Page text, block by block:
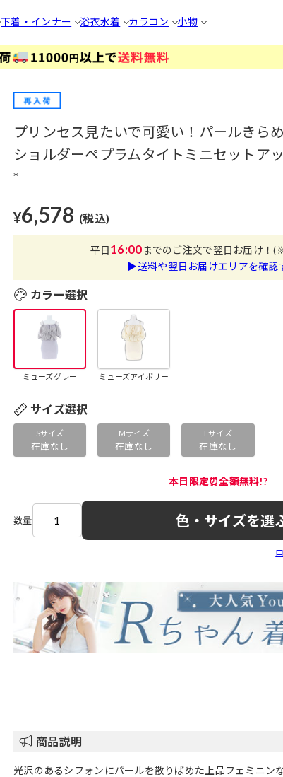
下着・インナー 浴衣水着 カラコン 小物
プリンセス見たいで可愛い！パールきら
ショルダーペプラムタイトミニセットア
*
¥6,578 (税込)
平日16:00までのご注文で翌日お届け！
▶送料や翌日お届けエリアを確認
カラー選択
ミューズグレー ミューズアイボリー
サイズ選択
Sサイズ
在庫なし
Mサイズ
在庫なし
Lサイズ
在庫なし
本日限定⏰全額無料!?
数量 色・サイズを選
商品説明
光沢のあるシフォンにパールを散りばめた上品フェミニン